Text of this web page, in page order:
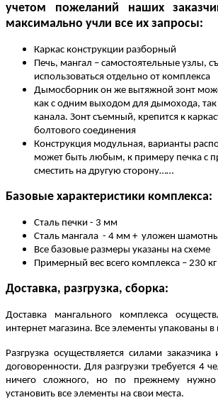
учетом пожеланий наших
максимально учли все их запросы:
Каркас конструкции разборный
Печь, мангал – самостоятельные узлы,
использоваться отдельно от комплекса
Дымосборник он же вытяжной зонт
как с одним выходом для дымохода, так
канала. Зонт съемный, крепится к
болтового соединения
Конструкция модульная, варианты
может быть любым, к примеру печка с
сместить на другую сторону……
Базовые характеристики комплекса:
Сталь печки - 3 мм
Сталь мангала - 4 мм + уложен
Все базовые размеры указаны на схеме
Примерный вес всего комплекса – 230 кг
Доставка, разгрузка, сборка:
Доставка мангального комплекса
интернет магазина. Все элементы упакованы в
Разгрузка осуществляется силами
договоренности. Для разгрузки требуется 4
ничего сложного, но по прежнему
установить все элементы на свои места.